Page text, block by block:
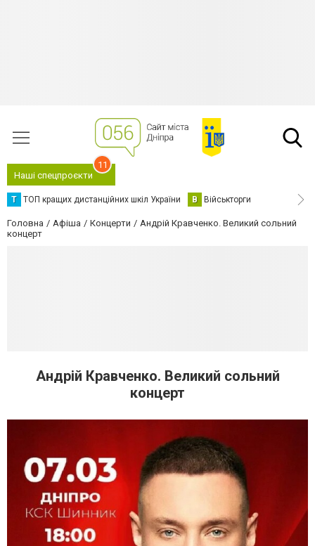
Наші спецпроєкти
11
Т ТОП кращих дистанційних шкіл України В Військторги
Головна Афіша Концерти
Андрій Кравченко. Великий сольний
концерт
Андрій Кравченко. Великий сольний
концерт